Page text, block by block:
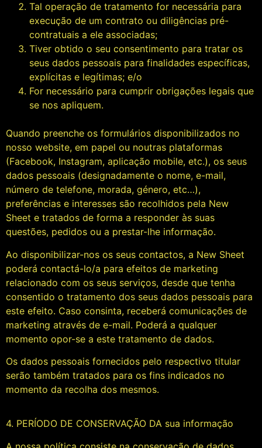
Tal operação de tratamento for necessária para
execução de um contrato ou diligências pré-
contratuais a ele associadas;
Tiver obtido o seu consentimento para tratar os
seus dados pessoais para finalidades específicas,
explícitas e legítimas; e/o
For necessário para cumprir obrigações legais que
se nos apliquem.
Quando preenche os formulários disponibilizados no
nosso website, em papel ou noutras plataformas
(Facebook, Instagram, aplicação mobile, etc.), os seus
dados pessoais (designadamente o nome, e-mail,
número de telefone, morada, género, etc…),
preferências e interesses são recolhidos pela New
Sheet e tratados de forma a responder às suas
questões, pedidos ou a prestar-lhe informação.
Ao disponibilizar-nos os seus contactos, a New Sheet
poderá contactá-lo/a para efeitos de marketing
relacionado com os seus serviços, desde que tenha
consentido o tratamento dos seus dados pessoais para
este efeito. Caso consinta, receberá comunicações de
marketing através de e-mail. Poderá a qualquer
momento opor-se a este tratamento de dados.
Os dados pessoais fornecidos pelo respectivo titular
serão também tratados para os fins indicados no
momento da recolha dos mesmos.
4. PERÍODO DE CONSERVAÇÃO DA sua informação